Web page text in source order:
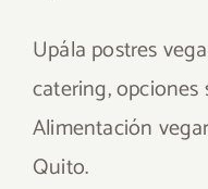
Upála postres
catering,
Alimentación
Quito.